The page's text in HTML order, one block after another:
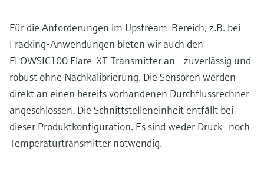
Für die Anforderungen im Upstream-Bereich, z.B. bei
Fracking-Anwendungen bieten wir auch den
FLOWSIC100 Flare-XT Transmitter an - zuverlässig und
robust ohne Nachkalibrierung. Die Sensoren werden
direkt an einen bereits vorhandenen Durchflussrechner
angeschlossen. Die Schnittstelleneinheit entfällt bei
dieser Produktkonfiguration. Es sind weder Druck- noch
Temperaturtransmitter notwendig.